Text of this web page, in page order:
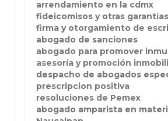
arrendamiento en la cdmx
fideicomisos y otras garantías
firma y otorgamiento de
abogado de sanciones
abogado para promover
asesoría y promoción
despacho de abogados
prescripcion positiva
resoluciones de Pemex
abogado amparista en